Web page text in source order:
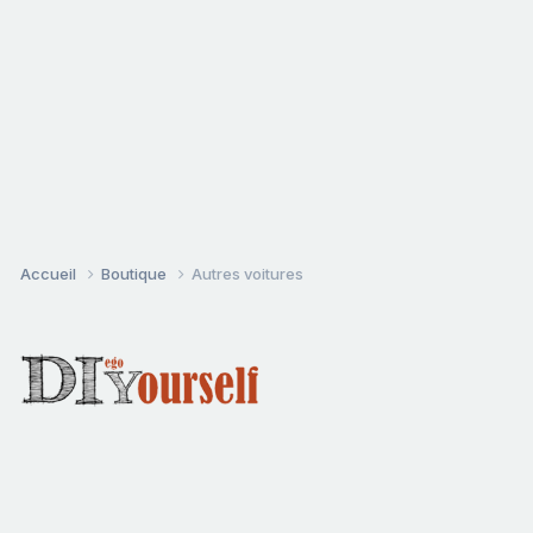
Accueil Boutique Autres voitures